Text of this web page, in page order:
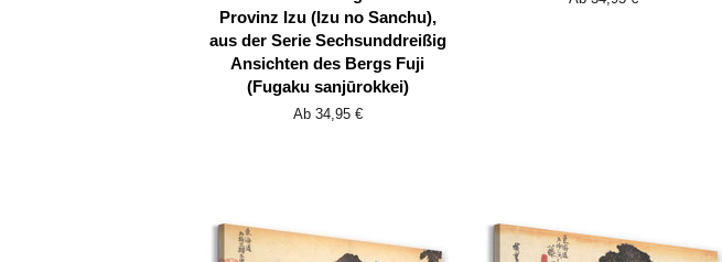
Provinz Izu (Izu no Sanchu),
aus der Serie Sechsunddreißig
Ansichten des Bergs Fuji
(Fugaku sanjūrokkei)
Ab 34,95 €